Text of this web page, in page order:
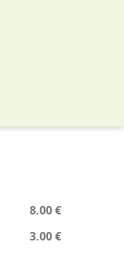
8.00 €
3.00 €